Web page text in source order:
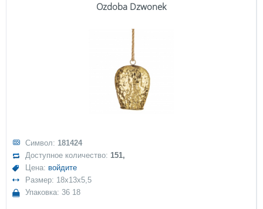
Ozdoba Dzwonek
Символ: 181424
Доступное количество:151,
Цена: войдите
Размер: 18x13x5,5
Упаковка: 36 18